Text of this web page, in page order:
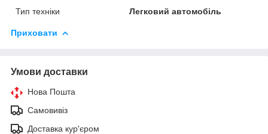
Тип техніки
Легковий автомобіль
Приховати
Умови доставки
Нова Пошта
Самовивіз
Доставка кур'єром